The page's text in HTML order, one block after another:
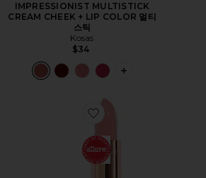
IMPRESSIONIST MULTISTICK
CREAM CHEEK + LIP COLOR 멀티
스틱
Kosas
$34
PLUS ICON TO
Favorite K.I.S.S.I.N.G.